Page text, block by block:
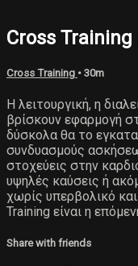
Cross
Cross Training • 30m
Η λειτουργική, η
βρίσκουν εφαρμογή
δύσκολα θα το
συνδυασμούς
στοχεύεις στην
υψηλές καύσεις ή
χωρίς υπερβολικό
Training είναι η
Share with friends